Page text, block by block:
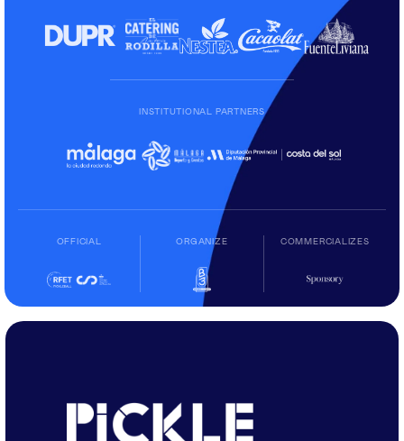
INSTITUTIONAL PARTNERS
OFFICIAL ORGANIZE COMMERCIALIZES